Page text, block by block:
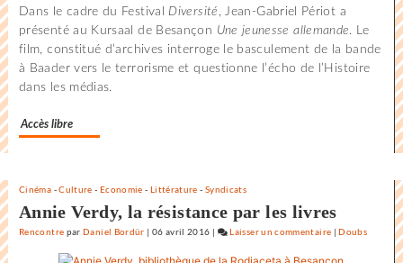
monde
au
Festival
international
Dans le cadre du Festival Diversité , Jean-Gabriel Périot a
présenté au Kursaal de Besançon Une jeunesse allemande. Le
film, constitué d’archives interroge le basculement de la bande
à Baader vers le terrorisme et questionne l’écho de l’Histoire
dans les médias.
Accès libre
Cinéma -Culture - Economie - Littérature - Syndicats
Annie Verdy, la résistance par les livres
Rencontre parDaniel Bordür | 06 avril 2016 | Laisser un commentaire on
|Doubs